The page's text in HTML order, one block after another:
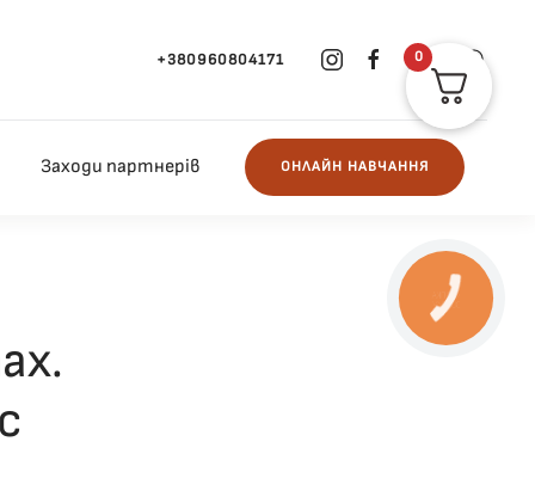
+380960804171
Заходи партнерів ОНЛАЙН НАВЧАННЯ
0
КНОПКА
ЗВ'ЯЗКУ